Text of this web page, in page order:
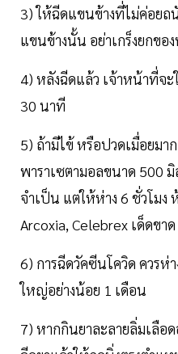
3) ให้ฉีดแขนข้างที่ไม่ค่อยถ
แขนข้างนั้น อย่าเกร็งยกขอ
4) หลังฉีดแล้ว เจ้าหน้าที่จ
30 นาที
5) ถ้ามีไข้ หรือปวดเมื่อยมา
พาราเซตามอลขนาด 500 มิ
จำเป็น แต่ให้ห่าง 6 ชั่วโมง
Arcoxia, Celebrex เด็ดขาด
6) การฉีดวัคซีนโควิด ควรห่
ใหญ่อย่างน้อย 1 เดือน
7) หากกินยาละลายลิ่มเลือ